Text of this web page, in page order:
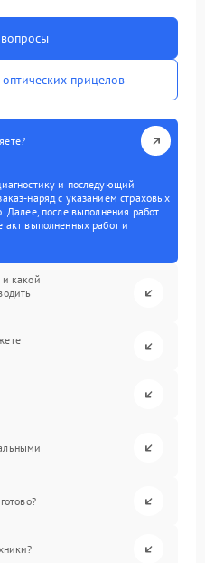
прицелов
и последующий
наряд с указанием страховых
Далее, после выполнения работ
акт выполненных работ и
какой